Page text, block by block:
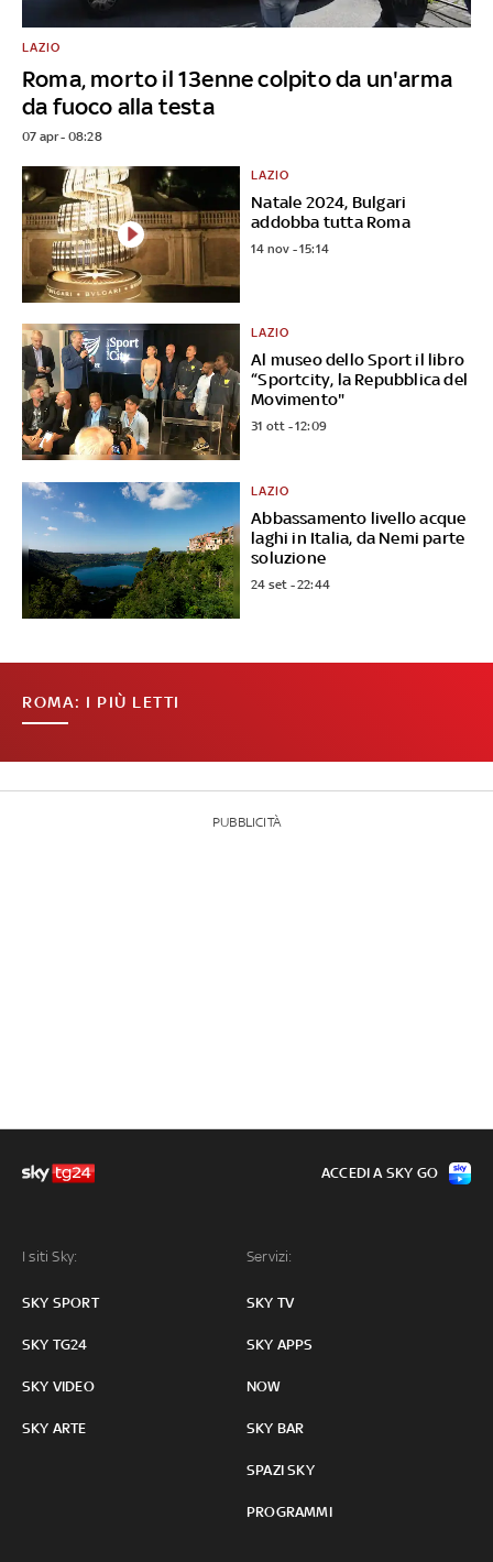
Roma, morto il 13enne colpito da un'arma
da fuoco alla testa
LAZIO
07 apr - 08:28
Natale 2024, Bulgari
addobba tutta Roma
LAZIO
14 nov - 15:14
Al museo dello Sport il libro
“Sportcity, la Repubblica del
Movimento"
LAZIO
31 ott - 12:09
Abbassamento livello acque
laghi in Italia, da Nemi parte
soluzione
LAZIO
24 set - 22:44
ROMA: I PIÙ LETTI
PUBBLICITÀ
I siti Sky:
SKY SPORT
SKY TG24
SKY VIDEO
SKY ARTE
Servizi:
SKY TV
SKY APPS
NOW
SKY BAR
SPAZI SKY
PROGRAMMI
ACCEDI A SKY GO